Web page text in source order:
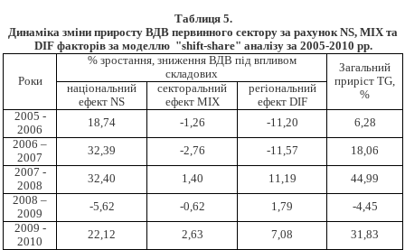
Таблиця 5.
Динаміка зміни приросту ВДВ первинного сектору за рахунок NS, MIX та
DIF факторів за моделлю "shift-share" аналізу за 2005-2010 рр.
Роки
% зростання, зниження ВДВ під впливом
складових
Загальний
приріст TG,
%
національний
ефект NS
секторальний
ефект MIX
регіональний
ефект DIF
2005 -
2006
18,74 -1,26 -11,20
6,28
2006 –
2007
32,39 -2,76 -11,57
18,06
2007 -
2008
32,40 1,40 11,19
44,99
2008 –
2009
-5,62 -0,62 1,79
-4,45
2009 -
2010
22,12 2,63 7,08 31,83